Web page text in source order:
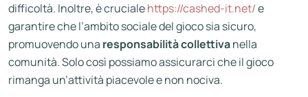
difficoltà. Inoltre, è crucialehttps://cashed-it.net/e
garantire che l’ambito sociale del gioco sia sicuro,
promuovendo una responsabilità collettivanella
comunità. Solo così possiamo assicurarci che il gioco
rimanga un’attività piacevole e non nociva.